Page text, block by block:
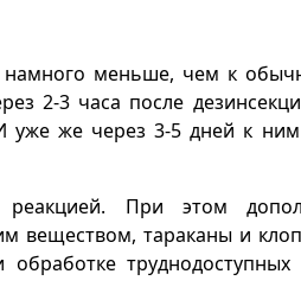
намного меньше, чем к
2-3 часа после
уже же через 3-5 дней к
При этом
веществом, тараканы и